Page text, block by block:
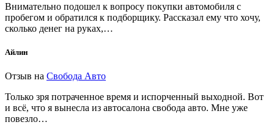
Внимательно подошел к вопросу покупки автомобиля с
пробегом и обратился к подборщику. Рассказал ему что хочу,
сколько денег на руках,…
Айлин
Отзыв на Свобода Авто
Только зря потраченное время и испорченный выходной. Вот
и всё, что я вынесла из автосалона свобода авто. Мне уже
повезло…